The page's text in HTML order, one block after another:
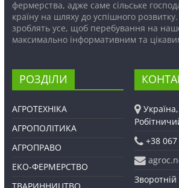
фермерства, адже саме сільське
країну на шляху до успішного
зроблять усе, щоб перебування на
максимально інформативним та
РОЗДІЛИ
АГРОТЕХНІКА
АГРОПОЛІТИКА
АГРОПРАВО
ЕКО-ФЕРМЕРСТВО
+38
Зворотній